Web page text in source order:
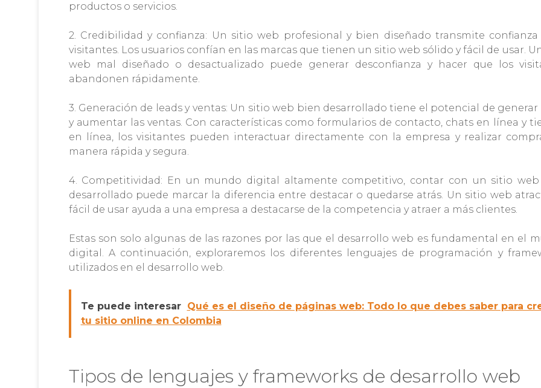
productos o servicios.
2. Credibilidad y confianza: Un sitio web profesional y bien diseñado transmite
visitantes. Los usuarios confían en las marcas que tienen un sitio web sólido y fácil de usar.
web mal diseñado o desactualizado puede generar desconfianza y hacer que los
abandonen rápidamente.
3. Generación de leads y ventas: Un sitio web bien desarrollado tiene el potencial de generar
y aumentar las ventas. Con características como formularios de contacto, chats en línea y
en línea, los visitantes pueden interactuar directamente con la empresa y realizar
manera rápida y segura.
4. Competitividad: En un mundo digital altamente competitivo, contar con un sitio
desarrollado puede marcar la diferencia entre destacar o quedarse atrás. Un sitio web
fácil de usar ayuda a una empresa a destacarse de la competencia y atraer a más clientes.
Estas son solo algunas de las razones por las que el desarrollo web es fundamental en el
digital. A continuación, exploraremos los diferentes lenguajes de programación y
utilizados en el desarrollo web.
Te puede interesar
Qué es el diseño de páginas web: Todo lo que debes saber para
tu sitio online en Colombia
Tipos de lenguajes y frameworks de desarrollo web